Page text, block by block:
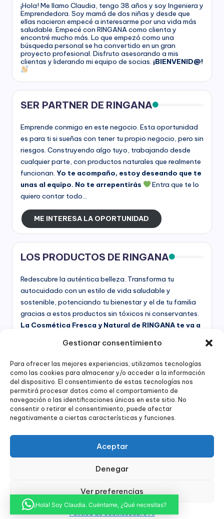
Gestionar consentimiento
Para ofrecer las mejores experiencias, utilizamos tecnologías
como las cookies para almacenar y/o acceder a la información
del dispositivo. El consentimiento de estas tecnologías nos
permitirá procesar datos como el comportamiento de
navegación o las identificaciones únicas en este sitio. No
consentir o retirar el consentimiento, puede afectar
negativamente a ciertas características y funciones.
Aceptar
Denegar
Ver preferencias
Política de cookiesSobre Mí
¡Hola! Me llamo Claudia, tengo 38 años y soy Ingeniera y
Emprendedora. Soy mamá de dos niñas y desde que
ellas nacieron empecé a interesarme por una vida más
saludable. Empecé con RINGANA como clienta y
encontré mucho más. Lo que empezó como una
búsqueda personal se ha convertido en un gran
proyecto profesional. Disfruto asesorando a mis
clientas y liderando mi equipo de socias. ¡BIENVENID@!
SER PARTNER DE RINGANA
Emprende conmigo en este negocio. Esta oportunidad
es para ti si sueñas con tener tu propio negocio, pero sin
riesgos. Construyendo algo tuyo, trabajando desde
cualquier parte, con productos naturales que realmente
funcionan. Yo te acompaño, estoy deseando que te
unas al equipo. No te arrepentirás
Entra que te lo
quiero contar todo...
ME INTERESA LA OPORTUNIDAD
LOS PRODUCTOS DE RINGANA
Redescubre la auténtica belleza. Transforma tu
autocuidado con un estilo de vida saludable y
sostenible, potenciando tu bienestar y el de tu familia
gracias a estos productos sin tóxicos ni conservantes.
La Cosmética Fresca y Natural de RINGANA te va a
que necesites...
QUIERO PROBAR LOS PRODUCTOS
¿Hablamos?
Copyright 2026 — Claudia Robles | Partner RINGANA
¡Hola! Soy Claudia. Cuéntame, ¿Qué necesitas?